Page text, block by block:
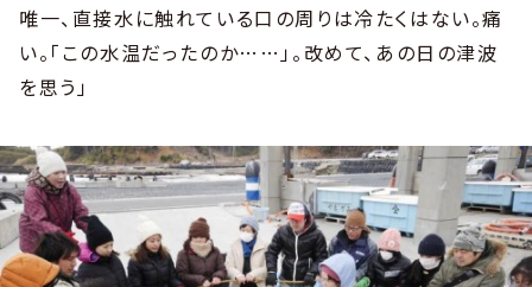
唯一、直接水に触れている口の周りは冷たくはない。痛
い。「この水温だったのか……」。改めて、あの日の津波
を思う」